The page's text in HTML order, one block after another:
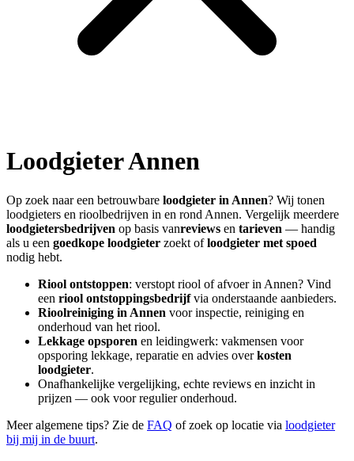
LoodgieterAnnen
Op zoek naar een betrouwbare loodgieter in Annen? Wij tonen
loodgieters en rioolbedrijven in en rond Annen. Vergelijk meerdere
loodgietersbedrijven op basis vanreviews en tarieven — handig
als u een goedkope loodgieter zoekt ofloodgieter met spoed
nodig hebt.
Riool ontstoppen: verstopt riool of afvoer in Annen? Vind
een riool ontstoppingsbedrijfvia onderstaande aanbieders.
Rioolreiniging in Annen voor inspectie, reiniging en
onderhoud van het riool.
Lekkage opsporen en leidingwerk: vakmensen voor
opsporing lekkage, reparatie en advies overkosten
loodgieter.
Onafhankelijke vergelijking, echte reviews en inzicht in
prijzen — ook voor regulier onderhoud.
Meer algemene tips? Zie de FAQ of zoek op locatie via loodgieter
bij mij in de buurt.